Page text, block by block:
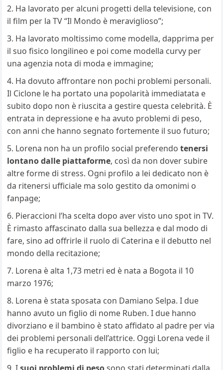
Ha lavorato per alcuni progetti della televisione, con
il film per la TV “Il Mondo è meraviglioso”;
Ha lavorato moltissimo come modella, dapprima per
il suo fisico longilineo e poi come modella curvy per
una agenzia nota di moda e immagine;
Ha dovuto affrontare non pochi problemi personali.
Il Ciclone le ha portato una popolarità immediatata e
subito dopo non è riuscita a gestire questa celebrità. È
entrata in depressione e ha avuto problemi di peso,
con anni che hanno segnato fortemente il suo futuro;
Lorena non ha un profilo social preferendotenersi
lontano dalle piattaforme, così da non dover subire
altre forme di stress. Ogni profilo a lei dedicato non è
da ritenersi ufficiale ma solo gestito da omonimi o
fanpage;
Pieraccioni l’ha scelta dopo aver visto uno spot in TV.
È rimasto affascinato dalla sua bellezza e dal modo di
fare, sino ad offrirle il ruolo di Caterina e il debutto nel
mondo della recitazione;
Lorena è alta 1,73 metri ed è nata a Bogota il 10
marzo 1976;
Lorena è stata sposata con Damiano Selpa. I due
hanno avuto un figlio di nome Ruben. I due hanno
divorziano e il bambino è stato affidato al padre per via
dei problemi personali dell’attrice. Oggi Lorena vede il
figlio e ha recuperato il rapporto con lui;